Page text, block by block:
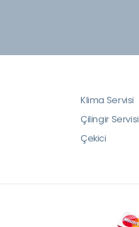
Klima Servisi
Çilingir Servisi
Çekici